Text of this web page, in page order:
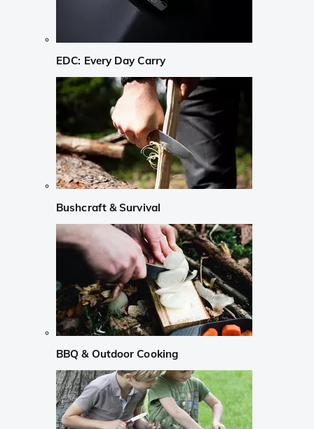
EDC: Every Day Carry
Bushcraft & Survival
BBQ & Outdoor Cooking